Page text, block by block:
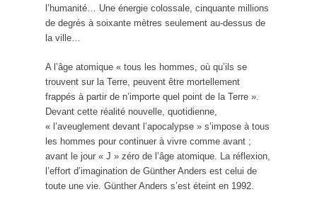
l’humanité… Une énergie colossale, cinquante millions
de degrés à soixante mètres seulement au-dessus de
la ville…
A l’âge atomique « tous les hommes, où qu’ils se
trouvent sur la Terre, peuvent être mortellement
frappés à partir de n’importe quel point de la Terre ».
Devant cette réalité nouvelle, quotidienne,
« l’aveuglement devant l’apocalypse » s’impose à tous
les hommes pour continuer à vivre comme avant ;
avant le jour « J » zéro de l’âge atomique. La réflexion,
l’effort d’imagination de Günther Anders est celui de
toute une vie. Günther Anders s’est éteint en 1992.